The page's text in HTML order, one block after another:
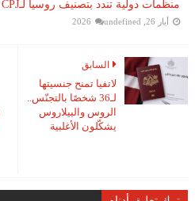
منظمات دولية تندد بتصنيف روسيا لـCPJ “منظمة غير مرغوب فيها”
أيار 26, 2026 undefined
السابق
لاتفيا تمنح جنسيتها
لـ36 شخصًا بالتجنّس..
الروس والبيلاروس
يشكّلون الأغلبية